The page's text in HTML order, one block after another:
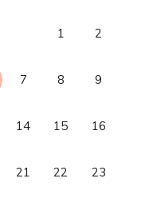
1 2
7 8 9
14 15 16
21 22 23